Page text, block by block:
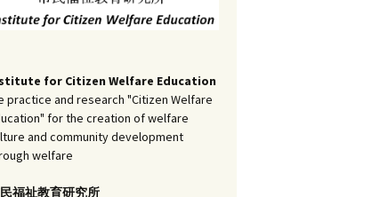
アーカイブ（５）
コラム
for Citizen Welfare Education
practice and research "Citizen Welfare
for the creation of welfare
and community development
welfare
福祉教育研究所